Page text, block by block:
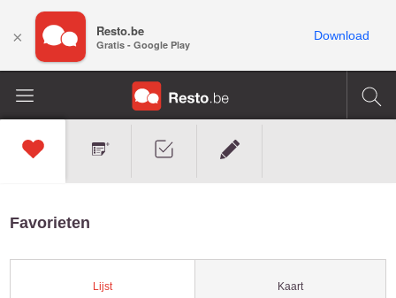
Favorieten
Lijst Kaart
× Resto.be
Gratis - Google Play
Download